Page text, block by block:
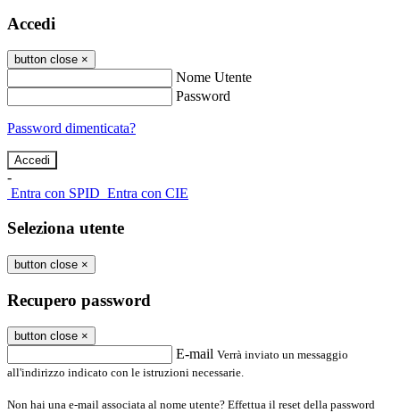
Accedi
button close ×
Nome Utente
Password
Password dimenticata?
-
Entra con SPID Entra con CIE
Seleziona utente
button close ×
Recupero password
button close ×
E-mail Verrà inviato un messaggio
all'indirizzo indicato con le istruzioni necessarie.
Non hai una e-mail associata al nome utente? Effettua il reset della password